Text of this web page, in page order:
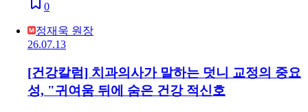
0
정재욱 원장
26.07.13
[건강칼럼] 치과의사가 말하는 덧니 교정의 중요
성, "귀여움 뒤에 숨은 건강 적신호